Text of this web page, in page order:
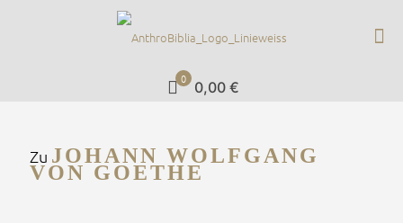
0 0,00 €
Zu JOHANN WOLFGANG
VON GOETHE